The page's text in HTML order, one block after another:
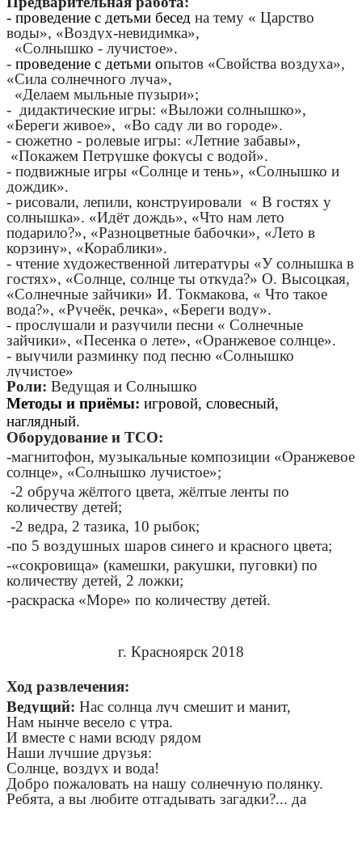
- проведение с детьми бесед на тему « Царство
воды», «Воздух-невидимка»,
«Солнышко - лучистое».
- проведение с детьми опытов «Свойства воздуха»,
«Сила солнечного луча»,
«Делаем мыльные пузыри»;
- дидактические игры: «Выложи солнышко»,
«Береги живое», «Во саду ли во городе».
- сюжетно - ролевые игры: «Летние забавы»,
«Покажем Петрушке фокусы с водой».
- подвижные игры «Солнце и тень», «Солнышко и
дождик».
- рисовали, лепили, конструировали « В гостях у
солнышка». «Идёт дождь», «Что нам лето
подарило?», «Разноцветные бабочки», «Лето в
корзину», «Кораблики».
- чтение художественной литературы «У солнышка в
гостях», «Солнце, солнце ты откуда?» О. Высоцкая,
«Солнечные зайчики» И. Токмакова, « Что такое
вода?», «Ручеёк, речка», «Береги воду».
- прослушали и разучили песни « Солнечные
зайчики», «Песенка о лете», «Оранжевое солнце».
- выучили разминку под песню «Солнышко
лучистое»
Роли: Ведущая и Солнышко
Методы и приёмы: игровой, словесный,
наглядный.
Оборудование и ТСО:
-магнитофон, музыкальные композиции «Оранжевое
солнце», «Солнышко лучистое»;
-2 обруча жёлтого цвета, жёлтые ленты по
количеству детей;
-2 ведра, 2 тазика, 10 рыбок;
-по 5 воздушных шаров синего и красного цвета;
-«сокровища» (камешки, ракушки, пуговки) по
количеству детей, 2 ложки;
-раскраска «Море» по количеству детей.
г. Красноярск 2018
Ход развлечения:
Ведущий: Нас солнца луч смешит и манит,
Нам нынче весело с утра.
И вместе с нами всюду рядом
Наши лучшие друзья:
Солнце, воздух и вода!
Добро пожаловать на нашу солнечную полянку.
Ребята, а вы любите отгадывать загадки?... да